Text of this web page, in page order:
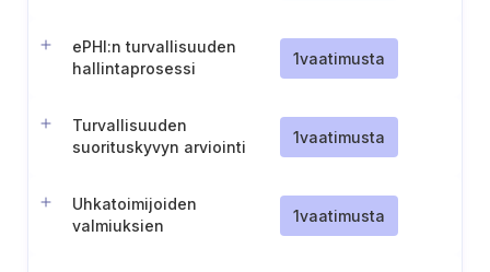
ePHI:n turvallisuuden
hallintaprosessi
1vaatimusta
Turvallisuuden
suorituskyvyn arviointi
1vaatimusta
Uhkatoimijoiden
valmiuksien
1vaatimusta